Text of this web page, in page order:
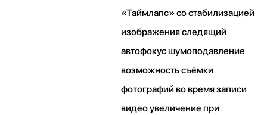
«Таймлапс» со стабили­зацией
изображения следящий
автофокус шумоподавление
возможность съёмки
фотографий во время записи
видео увеличение при